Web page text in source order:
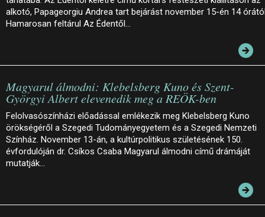
alkotó, Papageorgiu Andrea tart bejárást november 15-én 14
Hamarosan feltárul Az Édentől…
Magyarul álmodni: Klebelsberg Kuno és Szent-
Györgyi Albert elevenedik meg a REÖK-ben
Felolvasószínházi előadással emlékezik meg Klebelsberg Kuno
örökségéről a Szegedi Tudományegyetem és a Szegedi Nemzeti
Színház. November 13-án, a kultúrpolitikus születésének 150.
évfordulóján dr. Csíkos Csaba Magyarul álmodni című drámáját
mutatják…